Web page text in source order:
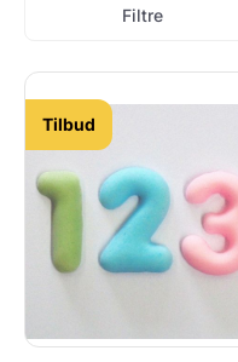
Filtre
Tilbud